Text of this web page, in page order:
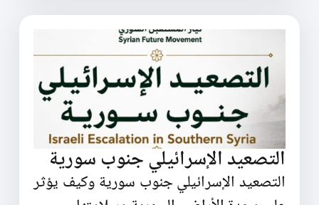
التصعيد الإسرائيلي جنوب سورية
التصعيد الإسرائيلي جنوب سورية وكيف يؤثر